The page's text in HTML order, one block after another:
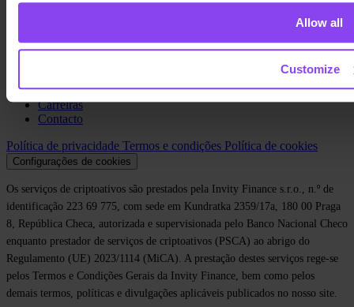
Allow all
Customize
Company
Legal
Affiliate
Carreiras
Contacto
Política de privacidade Termos e condições Política de cookies
Configurações de cookies
Os serviços de criptoativos são prestados pela Invity Finance s.r.o., n.º de
identificação 223 69 775, com sede em Kundratka 2359/17a, 180 00 Praga
8, República Checa, autorizada e supervisionada pelo Banco Nacional Checo
enquanto prestador de serviços de criptoativos (PSCA) ao abrigo do
Regulamento (UE) 2023/1114 (MiCA). A prestação destes serviços rege-se
pelos Termos e Condições Gerais da Invity Finance, bem como pelos
demais termos, políticas e divulgações aplicáveis publicados no nosso site.